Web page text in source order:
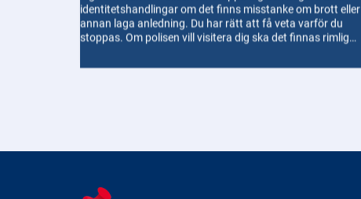
identitetshandlingar om det finns misstanke om brott eller
annan laga anledning. Du har rätt att få veta varför du
stoppas. Om polisen vill visitera dig ska det finnas rimlig
misstanke om att du bär vapen, narkotika eller andra